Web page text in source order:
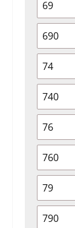
69
690
74
740
76
760
79
790